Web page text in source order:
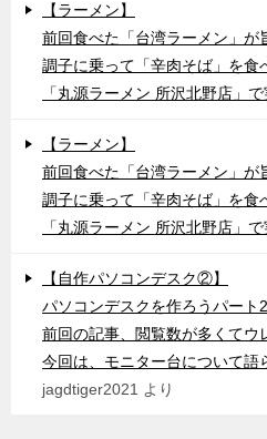
【ラーメン】
前回食べた「台湾ラーメン」が
調子に乗って「辛肉そば」を食
「丸源ラーメン 所沢北野店」で
【ラーメン】
前回食べた「台湾ラーメン」が
調子に乗って「辛肉そば」を食
「丸源ラーメン 所沢北野店」で
【自作パソコンデスク②】
パソコンデスクを作ろうパート2
前回の記事、閲覧数が多くてウ
今回は、モニター台について語
jagdtiger2021 より